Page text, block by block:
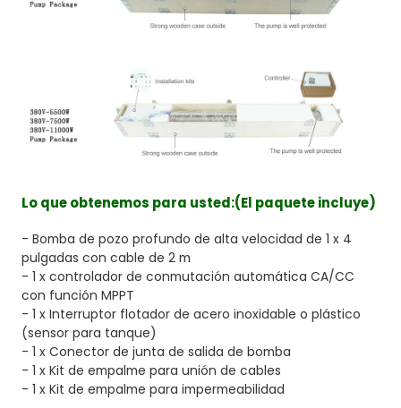
Lo que obtenemos para usted:(El paquete incluye)
- Bomba de pozo profundo de alta velocidad de 1 x 4
pulgadas con cable de 2 m
- 1 x controlador de conmutación automática CA/CC
con función MPPT
- 1 x Interruptor flotador de acero inoxidable o plástico
(sensor para tanque)
- 1 x Conector de junta de salida de bomba
- 1 x Kit de empalme para unión de cables
- 1 x Kit de empalme para impermeabilidad